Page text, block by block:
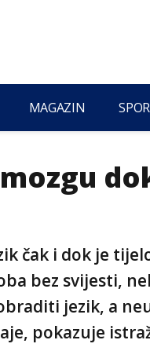
MAGAZIN
čak i dok je
bez svijesti,
jezik, a
pokazuje